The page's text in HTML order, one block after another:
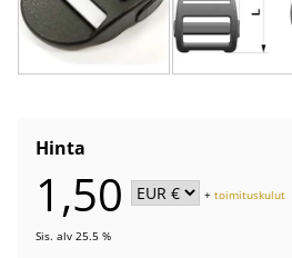
Hinta
1,50 +toimituskulut
Sis. alv 25.5 %